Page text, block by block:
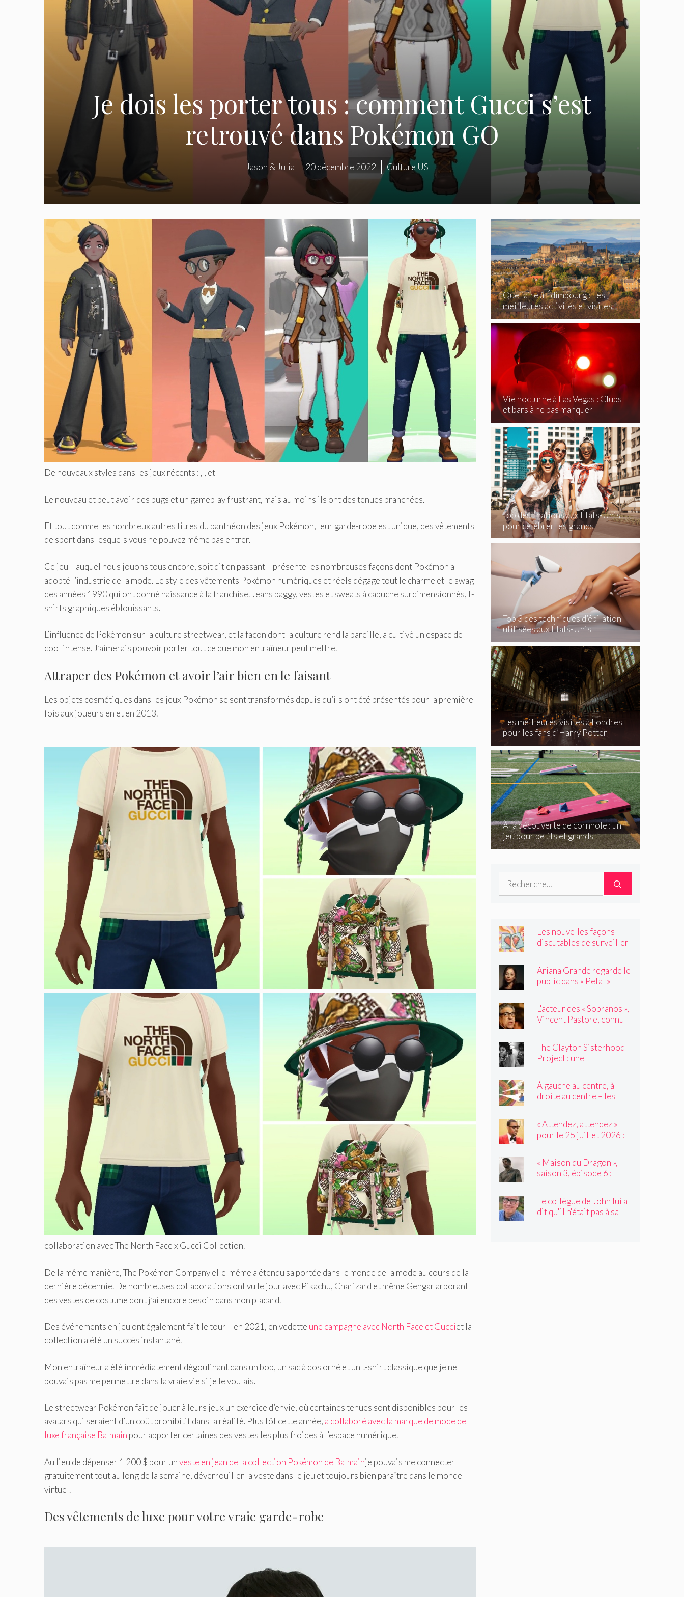
Je dois les porter tous : comment Gucci s’est
retrouvé dans Pokémon GO
Jason & Julia 20 décembre 2022 Culture US
De nouveaux styles dans les jeux récents : , , et
Le nouveau et peut avoir des bugs et un gameplay frustrant, mais au moins ils ont des tenues branchées.
Et tout comme les nombreux autres titres du panthéon des jeux Pokémon, leur garde-robe est unique, des vêtements
de sport dans lesquels vous ne pouvez même pas entrer.
Ce jeu – auquel nous jouons tous encore, soit dit en passant – présente les nombreuses façons dont Pokémon a
adopté l’industrie de la mode. Le style des vêtements Pokémon numériques et réels dégage tout le charme et le swag
des années 1990 qui ont donné naissance à la franchise. Jeans baggy, vestes et sweats à capuche surdimensionnés, t-
shirts graphiques éblouissants.
L’influence de Pokémon sur la culture streetwear, et la façon dont la culture rend la pareille, a cultivé un espace de
cool intense. J’aimerais pouvoir porter tout ce que mon entraîneur peut mettre.
Attraper des Pokémon et avoir l’air bien en le faisant
Les objets cosmétiques dans les jeux Pokémon se sont transformés depuis qu’ils ont été présentés pour la première
fois aux joueurs en et en 2013.
collaboration avec The North Face x Gucci Collection.
De la même manière, The Pokémon Company elle-même a étendu sa portée dans le monde de la mode au cours de la
dernière décennie. De nombreuses collaborations ont vu le jour avec Pikachu, Charizard et même Gengar arborant
des vestes de costume dont j’ai encore besoin dans mon placard.
Des événements en jeu ont également fait le tour – en 2021, en vedette une campagne avec North Face et Gucciet la
collection a été un succès instantané.
Mon entraîneur a été immédiatement dégoulinant dans un bob, un sac à dos orné et un t-shirt classique que je ne
pouvais pas me permettre dans la vraie vie si je le voulais.
Le streetwear Pokémon fait de jouer à leurs jeux un exercice d’envie, où certaines tenues sont disponibles pour les
avatars qui seraient d’un coût prohibitif dans la réalité. Plus tôt cette année, a collaboré avec la marque de mode de
luxe française Balmain pour apporter certaines des vestes les plus froides à l’espace numérique.
Au lieu de dépenser 1 200 $ pour unveste en jean de la collection Pokémon de Balmainje pouvais me connecter
gratuitement tout au long de la semaine, déverrouiller la veste dans le jeu et toujours bien paraître dans le monde
virtuel.
Des vêtements de luxe pour votre vraie garde-robe
Que faire à Édimbourg : Les
meilleures activités et visites
incontournables
Vie nocturne à Las Vegas : Clubs
et bars à ne pas manquer
Top destinations aux États-Unis
pour célébrer les grands
événements
Top 3 des techniques d’épilation
utilisées aux États-Unis
Les meilleures visites à Londres
pour les fans d’Harry Potter
À la découverte de cornhole : un
jeu pour petits et grands
Rechercher :
Les nouvelles façons
discutables de surveiller
Ariana Grande regarde le
public dans « Petal »
L'acteur des « Sopranos »,
Vincent Pastore, connu
ans
The Clayton Sisterhood
Project : une
migration inversée de sa
famille du Nord vers le
Sud
À gauche au centre, à
droite au centre – les
histoires »
« Attendez, attendez »
pour le 25 juillet 2026 :
Williams
« Maison du Dragon »,
saison 3, épisode 6 :
Le collègue de John lui a
dit qu'il n'était pas à sa